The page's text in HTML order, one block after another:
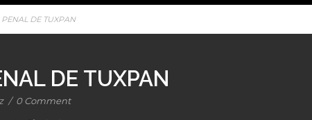
DE TUXPAN
DE TUXPAN
/ 0 Comment